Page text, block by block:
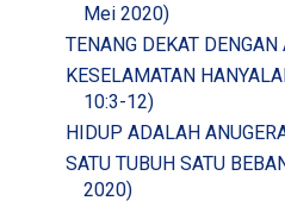
Mei 2020)
TENANG DEKAT
KESELAMATAN
10:3-12)
HIDUP ADALAH
SATU TUBUH SATU
2020)